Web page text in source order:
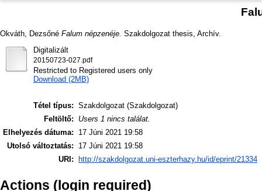
Okváth, Dezsőné Falum népzenéje. Szakdolgozat thesis, Archív.
Digitalizált
20150723-027.pdf
Restricted to Registered users only
Download (2MB)
Tétel típus: Szakdolgozat (Szakdolgozat)
Feltöltő:
Users 1 nincs találat.
Elhelyezés dátuma:
17 Júni 2021 19:58
Utolsó változtatás:
17 Júni 2021 19:58
URI:
http://szakdolgozat.uni-eszterhazy.hu/id/eprint/21334
Actions (login required)